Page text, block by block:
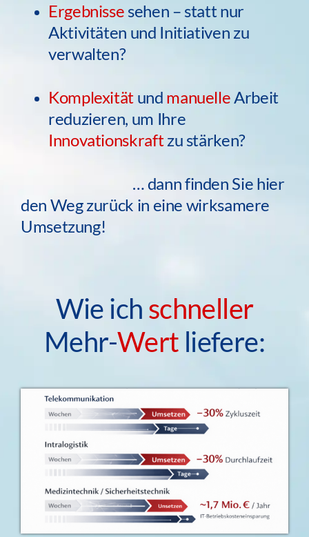
Ergebnisse sehen – statt nur
Aktivitäten und Initiativen zu
verwalten?
Komplexität und manuelleArbeit
reduzieren, um Ihre
Innovationskraftzu stärken?
… dann finden Sie hier
den Weg zurück in eine wirksamere
Umsetzung!
Wie ich schneller
Mehr-Wert liefere: